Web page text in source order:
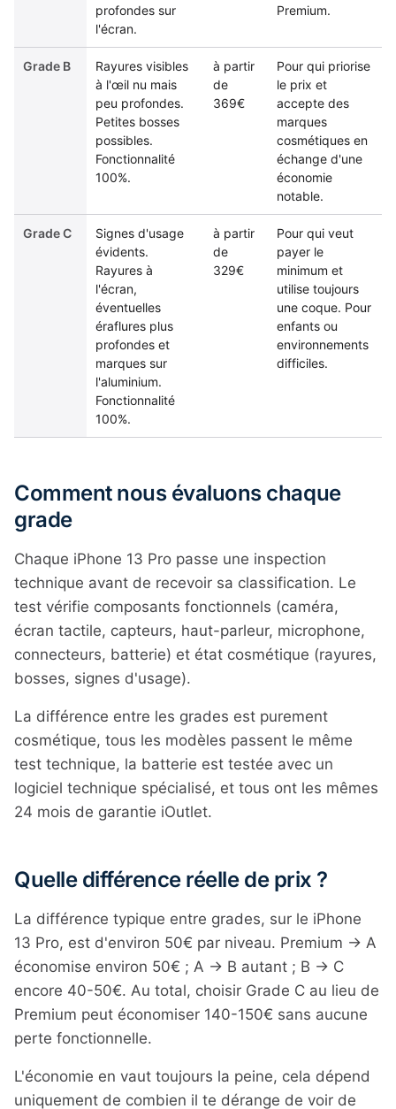
profondes sur
l'écran.
Premium.
Grade B
Rayures visibles
à l'œil nu mais
peu profondes.
Petites bosses
possibles.
Fonctionnalité
100%.
à partir
de
369€
Pour qui priorise
le prix et
accepte des
marques
cosmétiques en
échange d'une
économie
notable.
Grade C
Signes d'usage
évidents.
Rayures à
l'écran,
éventuelles
éraflures plus
profondes et
marques sur
l'aluminium.
Fonctionnalité
100%.
à partir
de
329€
Pour qui veut
payer le
minimum et
utilise toujours
une coque. Pour
enfants ou
environnements
difficiles.
Comment nous évaluons chaque
grade
Chaque iPhone 13 Pro passe une inspection
technique avant de recevoir sa classification. Le
test vérifie composants fonctionnels (caméra,
écran tactile, capteurs, haut-parleur, microphone,
connecteurs, batterie) et état cosmétique (rayures,
bosses, signes d'usage).
La différence entre les grades est purement
cosmétique, tous les modèles passent le même
test technique, la batterie est testée avec un
logiciel technique spécialisé, et tous ont les mêmes
24 mois de garantie iOutlet.
Quelle différence réelle de prix ?
La différence typique entre grades, sur le iPhone
13 Pro, est d'environ 50€ par niveau. Premium → A
économise environ 50€ ; A → B autant ; B → C
encore 40-50€. Au total, choisir Grade C au lieu de
Premium peut économiser 140-150€ sans aucune
perte fonctionnelle.
L'économie en vaut toujours la peine, cela dépend
uniquement de combien il te dérange de voir de